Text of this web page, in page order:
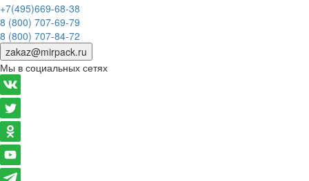
+7(495)669-68-38
8 (800) 707-69-79
8 (800) 707-84-72
zakaz@mirpack.ru
Мы в социальных сетях